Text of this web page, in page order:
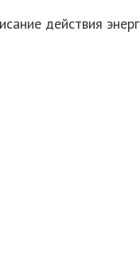
действия